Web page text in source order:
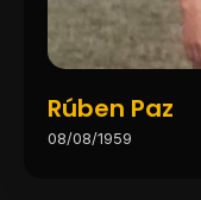
Rúben Paz
08/08/1959